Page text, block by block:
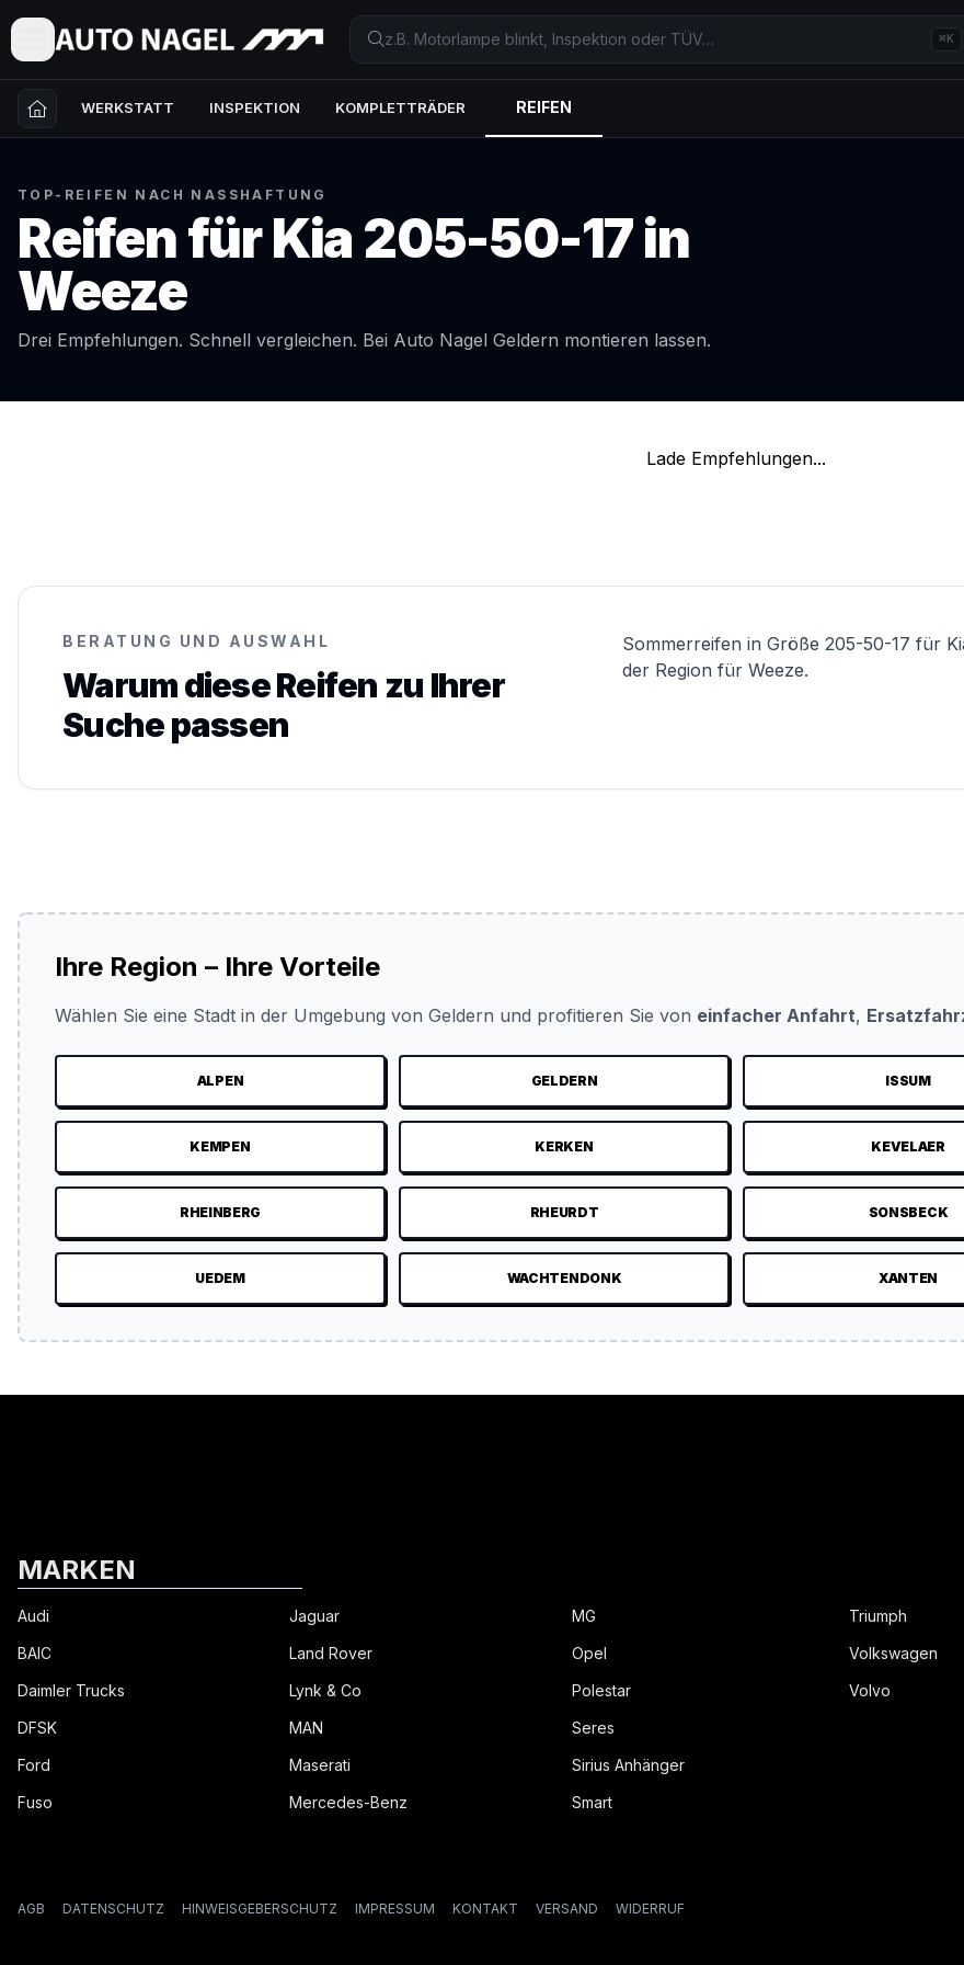
⌘K
WERKSTATT INSPEKTION KOMPLETTRÄDER REIFEN
TOP-REIFEN NACH NASSHAFTUNG
Reifen fürKia 205-50-17in
Weeze
Drei Empfehlungen. Schnell vergleichen. Bei Auto Nagel Geldern montieren lassen.
Lade Empfehlungen...
BERATUNG UND AUSWAHL
Warum diese Reifen zu Ihrer
Suche passen
Sommerreifen in Größe 205-50-17 für
der Region für Weeze.
Ihre Region – Ihre Vorteile
Wählen Sie eine Stadt in der Umgebung von Geldern und profitieren Sie von einfacher Anfahrt,
ALPEN GELDERN ISSUM
KEMPEN KERKEN KEVELAER
RHEINBERG RHEURDT SONSBECK
UEDEM WACHTENDONK XANTEN
MARKEN
Audi
BAIC
Daimler Trucks
DFSK
Ford
Fuso
Jaguar
Land Rover
Lynk & Co
MAN
Maserati
Mercedes-Benz
MG
Opel
Polestar
Seres
Sirius Anhänger
Smart
Triumph
Volkswagen
Volvo
AGB DATENSCHUTZ HINWEISGEBERSCHUTZ IMPRESSUM KONTAKT VERSAND WIDERRUF